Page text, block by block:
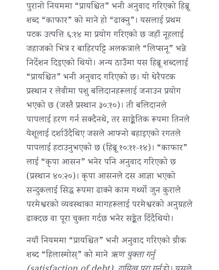
पुरानो नियममा “प्रायश्चित” भनी अनुवाद गरिएको हिब्रू
शब्द “काफार” को माने हो “ढाक्नु”। यसलाई प्रथम
पटक उत्पत्ति ६:१४ मा प्रयोग गरिएको छ जहाँ नूहलाई
जहाजको भित्र र बाहिरपट्टि अलकत्राले “लिप्सनू” भन्ने
निर्देशन दिइएको थियो। अन्य ठाउँमा यस हिब्रू शब्दलाई
“प्रायश्चित” भनी अनुवाद गरिएको छ। यो धेरैपटक
प्रस्थान र लेवीमा पशु बलिदानहरूलाई जनाउन प्रयोग
भएको छ (जस्तै प्रस्थान ३०:१०)। ती बलिदानले
पापलाई हरण गर्न सक्दैनथे, तर साङ्केतिक रूपमा तिनले
येशूलाई दर्शाउँदैथिए जसले आफ्नो बहाइएको रगतले
पापलाई हटाउनुभएको छ (हिब्रू १०:११-१४)। “काफार”
लाई “कृपा आसन” भनेर पनि अनुवाद गरिएको छ
(प्रस्थान ४०:२०)। कृपा आसनले दस आज्ञा भएको
सन्दुकलाई सिद्ध रूपमा ढाक्ने काम गर्थ्यो जुन कुराले
परमेश्वरको व्यवस्थाका मागहरूलाई परमेश्वरको अनुग्रहले
ढाक्दछ वा पूरा चुक्ता गर्दछ भनेर सङ्केत दिँदैथियो।
नयाँ नियममा “प्रायश्चित” भनी अनुवाद गरिएको ग्रीक
शब्द “हिलास्मोस्” को माने ऋण चुक्ता गर्नु